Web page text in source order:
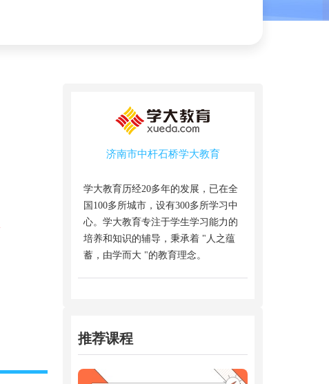
济南市中杆石桥学大教育
学大教育历经20多年的发展，已在全
国100多所城市，设有300多所学习中
心。学大教育专注于学生学习能力的
培养和知识的辅导，秉承着 "人之蕴
蓄，由学而大 "的教育理念。
推荐课程